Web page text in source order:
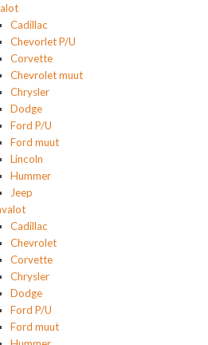
Cadillac
Chevorlet P/U
Corvette
Chevrolet muut
Chrysler
Dodge
Ford P/U
Ford muut
Lincoln
Hummer
Jeep
Cadillac
Chevrolet
Corvette
Chrysler
Dodge
Ford P/U
Ford muut